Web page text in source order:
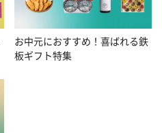
お中元におすすめ！喜ばれる鉄
板ギフト特集